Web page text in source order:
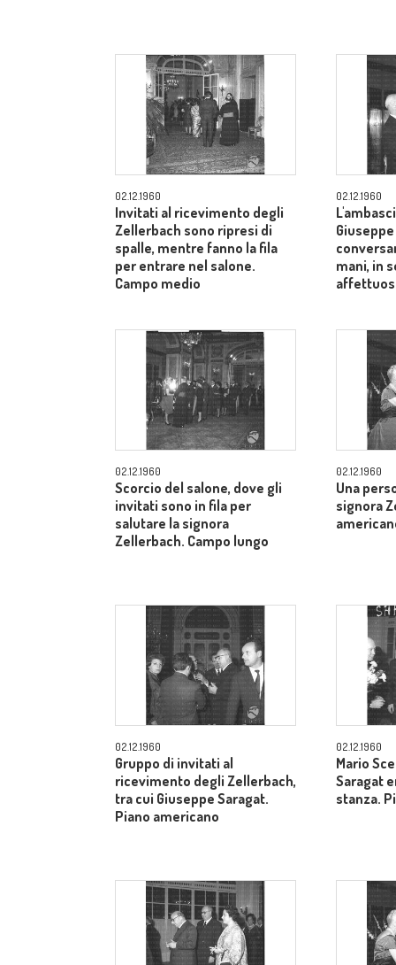
02.12.1960
Invitati al ricevimento degli
Zellerbach sono ripresi di
spalle, mentre fanno la fila
per entrare nel salone.
Campo medio
02.12.1960
mani, in
02.12.1960
Scorcio del salone, dove gli
invitati sono in fila per
salutare la signora
Zellerbach. Campo lungo
02.12.1960
Una
signora
02.12.1960
Gruppo di invitati al
ricevimento degli Zellerbach,
tra cui Giuseppe Saragat.
Piano americano
02.12.1960
Mario
Saragat
stanza.